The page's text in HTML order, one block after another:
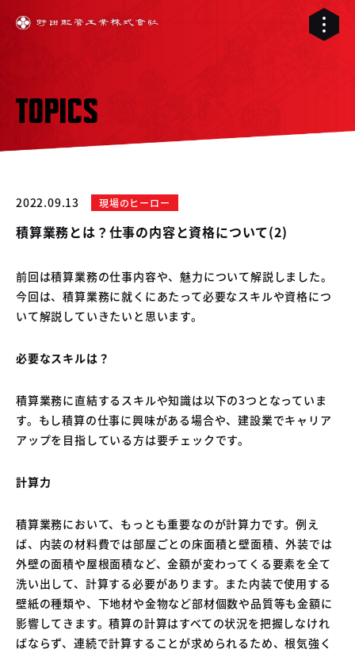
01
03
05 NOJ岡山店
TOPICS
2022.09.13 現場のヒーロー
積算業務とは？仕事の内容と資格について(2)
前回は積算業務の仕事内容や、魅力について解説しました。
今回は、積算業務に就くにあたって必要なスキルや資格につ
いて解説していきたいと思います。
必要なスキルは？
積算業務に直結するスキルや知識は以下の3つとなっていま
す。もし積算の仕事に興味がある場合や、建設業でキャリア
アップを目指している方は要チェックです。
計算力
積算業務において、もっとも重要なのが計算力です。例え
ば、内装の材料費では部屋ごとの床面積と壁面積、外装では
外壁の面積や屋根面積など、金額が変わってくる要素を全て
洗い出して、計算する必要があります。また内装で使用する
壁紙の種類や、下地材や金物など部材個数や品質等も金額に
影響してきます。積算の計算はすべての状況を把握しなけれ
ばならず、連続で計算することが求められるため、根気強く